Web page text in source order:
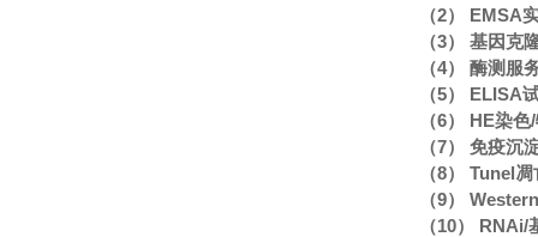
（2） EMSA
（3） 基因克
（4） 酶测服
（5） ELISA
（6） HE染
（7） 免疫沉
（8） Tunel
（9）
（10）